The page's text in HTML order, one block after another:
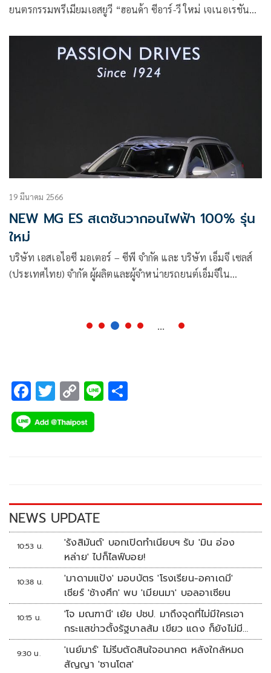
ยนตรกรรมพรีเมียมเอสยูวี “ฮอนด้า ซีอาร์-วี ใหม่ เจเนอเรชันที่
19 มีนาคม 2566
NEW MG ES สเตชันวากอนไฟฟ้า 100% รุ่น
ใหม่
บริษัท เอสเอไอซี มอเตอร์ – ซีพี จำกัด และ บริษัท เอ็มจี เซลส์
(ประเทศไทย) จำกัด ผู้ผลิตและผู้จำหน่ายรถยนต์เอ็มจีใน
...
F
ac
e
k
T
wi
tt
C
o
p
k
Li
NEWS UPDATE
10:53 น.
'รังสิมันต์' บอกเปิดทำเนียบฯ รับ 'มิน อ่อง
หล่าย' ไปก็ไลฟ์บอย!
10:38 น.
'มาดามแป้ง' มอบบัตร 'โรงเรียน-อคาเดมี'
เชียร์ 'ช้างศึก' พบ 'เมียนมา' บอลอาเซียน
10:15 น.
'โจ มณฑานี' เย้ย ปชป. มาถึงจุดที่ไม่มีใครเอา
กระแสข่าวตั้งรัฐบาลส้ม เขียว แดง ก็ยังไม่มีฟ้า
เลย
9:30 น.
'เนย์มาร์' ไม่รีบตัดสินใจอนาคต หลังใกล้หมด
สัญญา 'ซานโตส'